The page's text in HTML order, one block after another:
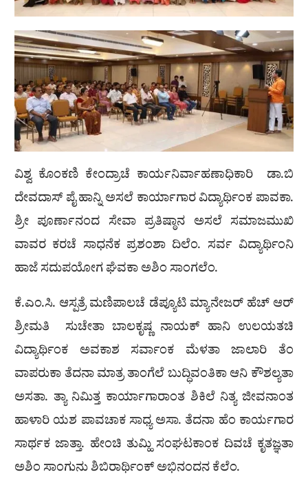
ವಿಶ್ವ ಕೊಂಕಣಿ ಕೇಂದ್ರಾಚೆ ಕಾರ್ಯನಿರ್ವಾಹಣಾಧಿಕಾರಿ ಡಾ.ಬಿ
ದೇವದಾಸ್ ಪೈ ಹಾನ್ನಿ ಅಸಲೆ ಕಾರ್ಯಾಗಾರ ವಿದ್ಯಾರ್ಥಿಂಕ ಪಾವಕಾ.
ಶ್ರೀ ಪೂರ್ಣಾನಂದ ಸೇವಾ ಪ್ರತಿಷ್ಠಾನ ಅಸಲೆ ಸಮಾಜಮುಖಿ
ವಾವರ ಕರಚೆ ಸಾಧನೆಕ ಪ್ರಶಂಶಾ ದಿಲೆಂ. ಸರ್ವ ವಿದ್ಯಾರ್ಥಿಂನಿ
ಹಾಜೆ ಸದುಪಯೋಗ ಘೆವಕಾ ಅಶಿಂ ಸಾಂಗಲೆಂ.
ಕೆ.ಎಂ.ಸಿ. ಆಸ್ಪತ್ರೆ ಮಣಿಪಾಲಚೆ ಡೆಪ್ಯೂಟಿ ಮ್ಯಾನೇಜರ್ ಹೆಚ್ ಆರ್
ಶ್ರೀಮತಿ ಸುಚೇತಾ ಬಾಲಕೃಷ್ಣ ನಾಯಕ್ ಹಾನಿ ಉಲಯತಚಿ
ವಿದ್ಯಾರ್ಥಿಂಕ ಅವಕಾಶ ಸರ್ವಾಂಕ ಮೆಳತಾ ಜಾಲಾರಿ ತೆಂ
ವಾಪರುಕಾ ತೆದನಾ ಮಾತ್ರ ತಾಂಗೆಲೆ ಬುದ್ಧಿವಂತಿಕಾ ಆನಿ ಕೌಶಲ್ಯತಾ
ಅಸತಾ. ತ್ಯಾ ನಿಮಿತ್ತ ಕಾರ್ಯಾಗಾರಾಂತ ಶಿಕಿಲೆ ನಿತ್ಯ ಜೀವನಾಂತ
ಹಾಳಾರಿ ಯಶ ಪಾವಚಾಕ ಸಾಧ್ಯ ಅಸಾ. ತೆದನಾ ಹೆಂ ಕಾರ್ಯಗಾರ
ಸಾರ್ಥಕ ಜಾತ್ತಾ. ಹೇಂಚಿ ತುಮ್ಹಿ ಸಂಘಟಕಾಂಕ ದಿವಚೆ ಕೃತಜ್ಞತಾ
ಅಶಿಂ ಸಾಂಗುನು ಶಿಬಿರಾರ್ಥಿಂಕ್ ಅಭಿನಂದನ ಕೆಲೆಂ.